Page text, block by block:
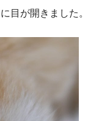
目が開きました。